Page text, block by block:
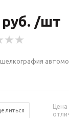
руб. /шт
Цена